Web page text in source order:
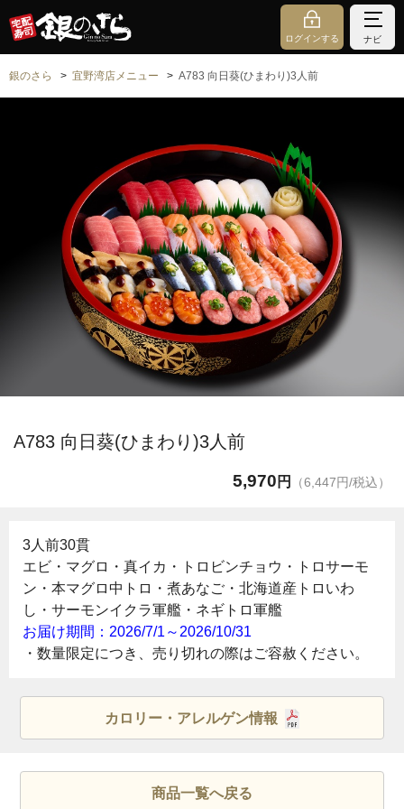
ログインする ナビ
銀のさら 宜野湾店メニュー A783 向日葵(ひまわり)3人前
A783 向日葵(ひまわり)3人前
5,970 円 （6,447円/税込）
3人前30貫
エビ・マグロ・真イカ・トロビンチョウ・トロサーモ
ン・本マグロ中トロ・煮あなご・北海道産トロいわ
し・サーモンイクラ軍艦・ネギトロ軍艦
お届け期間：2026/7/1～2026/10/31
・数量限定につき、売り切れの際はご容赦ください。
カロリー・アレルゲン情報
商品一覧へ戻る